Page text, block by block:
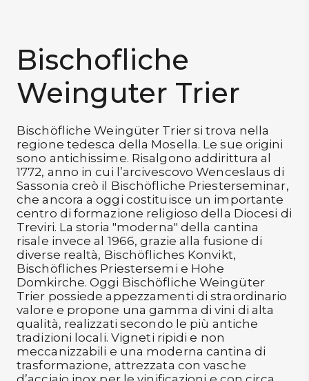
TUTTO A
-30%
Gift
Card
Preferiti
Blog
Bischofliche
Weinguter Trier
Bischöfliche Weingüter Trier si trova nella
regione tedesca della Mosella. Le sue origini
sono antichissime. Risalgono addirittura al
1772, anno in cui l’arcivescovo Wenceslaus di
Sassonia creò il Bischöfliche Priesterseminar,
che ancora a oggi costituisce un importante
centro di formazione religioso della Diocesi di
Treviri. La storia "moderna" della cantina
risale invece al 1966, grazie alla fusione di
diverse realtà, Bischöfliches Konvikt,
Bischöfliches Priestersemi e Hohe
Domkirche. Oggi Bischöfliche Weingüter
Trier possiede appezzamenti di straordinario
valore e propone una gamma di vini di alta
qualità, realizzati secondo le più antiche
tradizioni locali. Vigneti ripidi e non
meccanizzabili e una moderna cantina di
trasformazione, attrezzata con vasche
VOGLIO LO SCONTO